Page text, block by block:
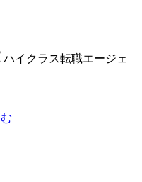
ハイクラス転職エージェ